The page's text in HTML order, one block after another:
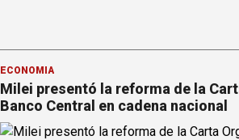
ECONOMÍA
Milei presentó la reforma de la
Banco Central en cadena nacional